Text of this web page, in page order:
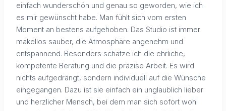
einfach wunderschön und genau so geworden, wie ich
es mir gewünscht habe. Man fühlt sich vom ersten
Moment an bestens aufgehoben. Das Studio ist immer
makellos sauber, die Atmosphäre angenehm und
entspannend. Besonders schätze ich die ehrliche,
kompetente Beratung und die präzise Arbeit. Es wird
nichts aufgedrängt, sondern individuell auf die Wünsche
eingegangen. Dazu ist sie einfach ein unglaublich lieber
und herzlicher Mensch, bei dem man sich sofort wohl